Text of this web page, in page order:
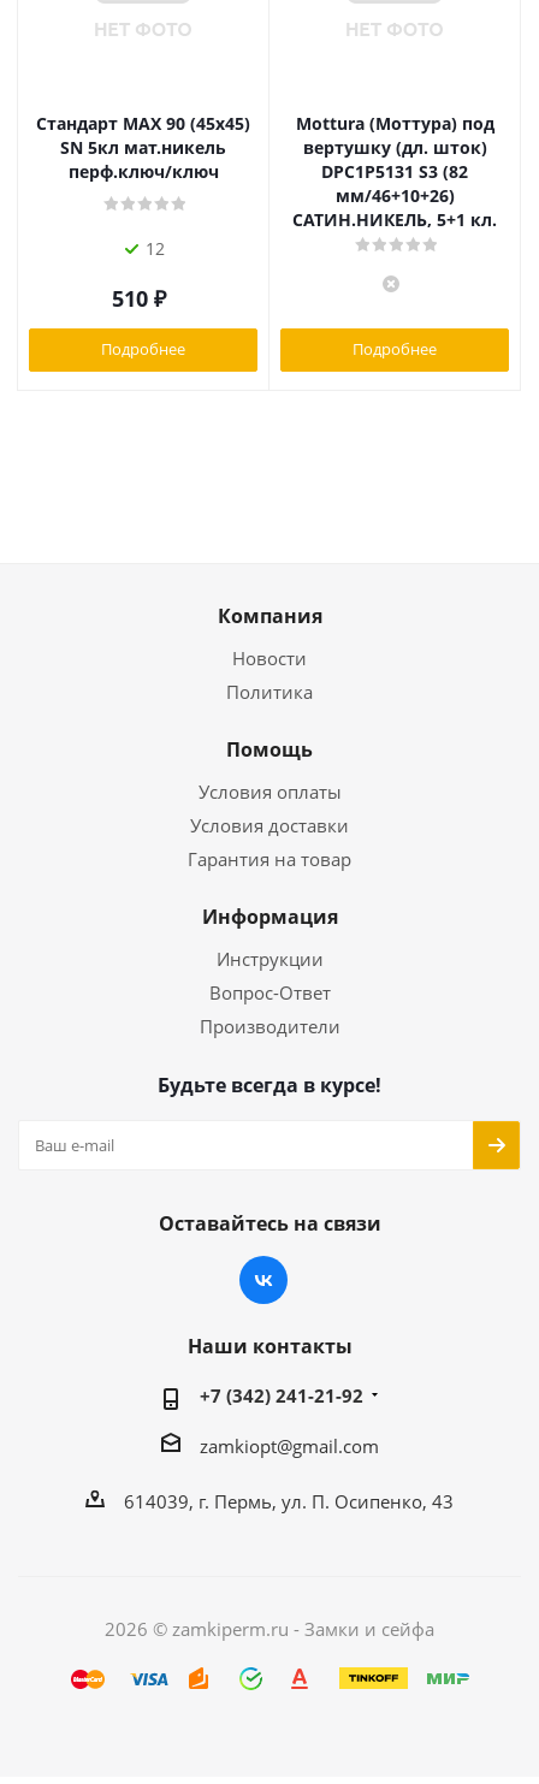
Стандарт MAX 90 (45х45)
SN 5кл мат.никель
перф.ключ/ключ
12
510 ₽
Подробнее
Mottura (Моттура) под
вертушку (дл. шток)
DPC1P5131 S3 (82
мм/46+10+26)
САТИН.НИКЕЛЬ, 5+1 кл.
Подробнее
Компания
Новости
Политика
Помощь
Условия оплаты
Условия доставки
Гарантия на товар
Информация
Инструкции
Вопрос-Ответ
Производители
Будьте всегда в курсе!
Оставайтесь на связи
Наши контакты
+7 (342) 241-21-92
zamkiopt@gmail.com
614039, г. Пермь, ул. П. Осипенко, 43
2026 © zamkiperm.ru - Замки и сейфа